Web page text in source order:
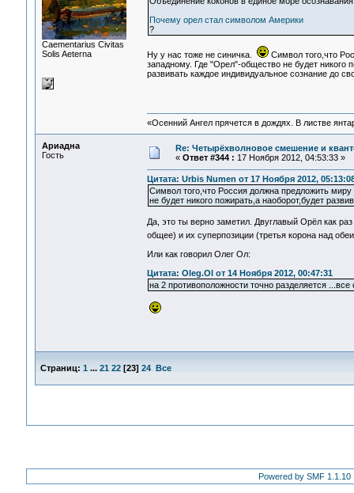
Сaementarius Civitas
Solis Aeterna
Почему орел стал символом Америки
?
Ну у нас тоже не синичка.
Символ того,что
западному. Где "Орел"-общество не будет никого
развивать каждое индивидуальное сознание до
«Осенний Ангел прячется в дождях. В листве
Ариадна
Гость
Re: Четырёхволновое смешение и
« Ответ #344 : 17 Ноября 2012, 04:53:33 »
Цитата: Urbis Numen от 17 Ноября 2012,
Символ того,что Россия должна предложить
не будет никого пожирать,а наоборот,будет
Да, это ты верно заметил. Двуглавый Орёл как
общее) и их суперпозиции (третья корона над
Или как говорил Олег Ол:
Цитата: Oleg.Ol от 14 Ноября 2012, 00:47:31
на 2 противоположности точно разделяется
Страниц: 1 ... 21 22[23] 24 Все
Powered by SMF 1.1.10